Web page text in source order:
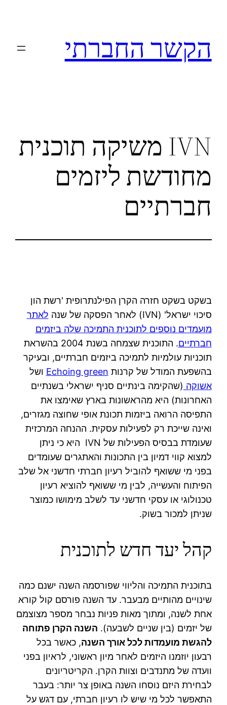
הקשר החברתי
IVN משיקה תוכנית
מחודשת ליזמים
חברתיים
בשקט בשקט חזרה הקרן הפילנתרופית 'רשת הון
סיכוי ישראל' (IVN) לאחר הפסקה של שנה
לאתר
מועמדים נוספים לתוכנית התמיכה שלה ביזמים
חברתיים
. התוכנית שצמחה בשנת 2004 בהשראת
תוכניות עולמיות לתמיכה ביזמים חברתיים, ובעיקר
בהשפעת המודל של קרנות Echoing green ושל
אשוקה (שהקימה בינתיים סניף ישראלי בשנתיים
האחרונות) היא מהראשונות בארץ שאימצו את
התפיסה הרואה ביזמות תכונת אופי שחוצה מגזרים,
ואינה שייכת רק לפעילות עסקית. ההנחה המרכזית
שעומדת בבסיס הפעילות של IVN היא כי ניתן
למצוא קווי דמיון בין התכונות והאתגרים שעומדים
בפני מי ששואף להוביל רעיון חברתי חדשני אל שלב
הפיתוח והעשייה, לבין מי ששואף להוציא רעיון
טכנולוגי או עסקי חדשני עד לשלב מימושו כמוצר
שניתן למכור בשוק.
קהל יעד חדש לתוכנית
בתוכנית התמיכה והליווי שפורסמה השנה ישנם כמה
שינויים מהותיים מבעבר. עד השנה פורסם קול קורא
אחת לשנה, ומתוך מאות פניות נבחר מספר מצוצמם
של יזמים (בין שניים לשבעה). השנה הקרן פתוחה
להגשת מועמדות לכל אורך השנה, כאשר בכל
רבעון יוזמנו היזמים לאחר מיון ראשוני, לראיון בפני
וועדה של מתנדבים וצוות הקרן. הקריטריונים
לבחירת היזם נוסחו השנה באופן צר יותר: בעבר
התאפשר לכל מי שיש לו רעיון חברתי, עם דגש על